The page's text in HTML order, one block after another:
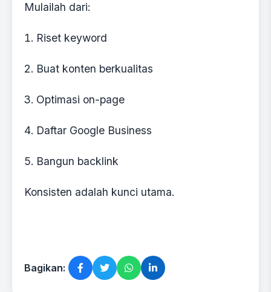
Mulailah dari:
Riset keyword
Buat konten berkualitas
Optimasi on-page
Daftar Google Business
Bangun backlink
Konsisten adalah kunci utama.
Bagikan: